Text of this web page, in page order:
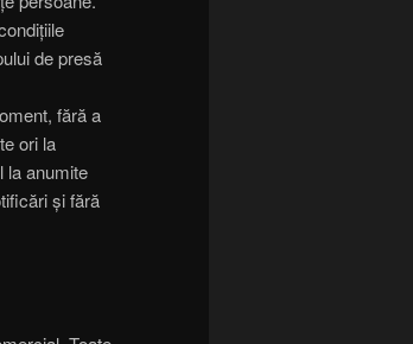
de presă
fără a
ori la
la anumite
și fără